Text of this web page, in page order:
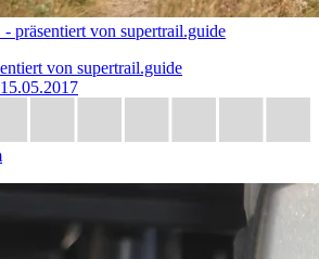
präsentiert von supertrail.guide
von supertrail.guide